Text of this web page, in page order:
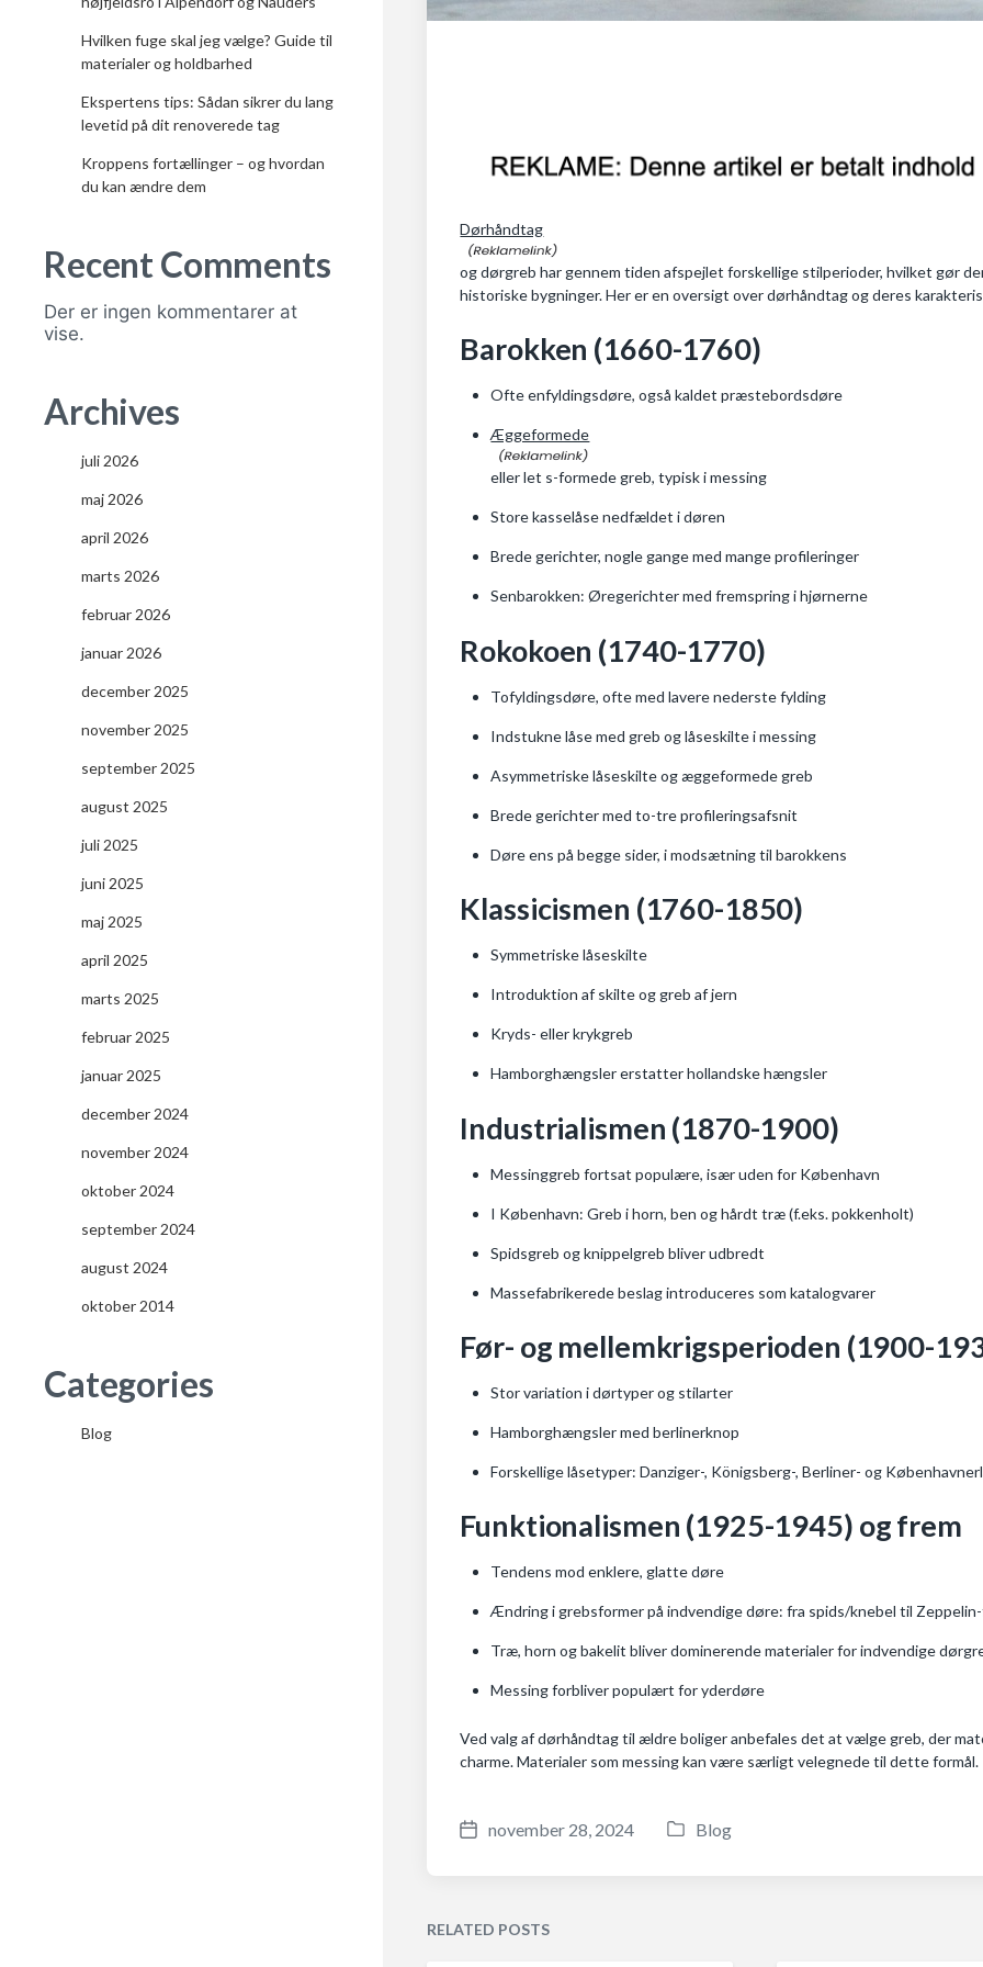
Hvilken fuge skal jeg vælge? Guide til
materialer og holdbarhed
Ekspertens tips: Sådan sikrer du lang
levetid på dit renoverede tag
Kroppens fortællinger – og hvordan
du kan ændre dem
Recent Comments
Der er ingen kommentarer at
vise.
Archives
juli 2026
maj 2026
april 2026
marts 2026
februar 2026
januar 2026
december 2025
november 2025
september 2025
august 2025
juli 2025
juni 2025
maj 2025
april 2025
marts 2025
februar 2025
januar 2025
december 2024
november 2024
oktober 2024
september 2024
august 2024
oktober 2014
Categories
Blog
Dørhåndtag
og dørgreb har gennem tiden afspejlet forskellige stilperioder, hvilket gør
historiske bygninger. Her er en oversigt over dørhåndtag og deres
Barokken (1660-1760)
Ofte enfyldingsdøre, også kaldet præstebordsdøre
Æggeformede
eller let s-formede greb, typisk i messing
Store kasselåse nedfældet i døren
Brede gerichter, nogle gange med mange profileringer
Senbarokken: Øregerichter med fremspring i hjørnerne
Rokokoen (1740-1770)
Tofyldingsdøre, ofte med lavere nederste fylding
Indstukne låse med greb og låseskilte i messing
Asymmetriske låseskilte og æggeformede greb
Brede gerichter med to-tre profileringsafsnit
Døre ens på begge sider, i modsætning til barokkens
Klassicismen (1760-1850)
Symmetriske låseskilte
Introduktion af skilte og greb af jern
Kryds- eller krykgreb
Hamborghængsler erstatter hollandske hængsler
Industrialismen (1870-1900)
Messinggreb fortsat populære, især uden for København
I København: Greb i horn, ben og hårdt træ (f.eks. pokkenholt)
Spidsgreb og knippelgreb bliver udbredt
Massefabrikerede beslag introduceres som katalogvarer
Før- og mellemkrigsperioden (1900-
Stor variation i dørtyper og stilarter
Hamborghængsler med berlinerknop
Forskellige låsetyper: Danziger-, Königsberg-, Berliner- og
Funktionalismen (1925-1945) og frem
Tendens mod enklere, glatte døre
Ændring i grebsformer på indvendige døre: fra spids/knebel til
Træ, horn og bakelit bliver dominerende materialer for indvendige
Messing forbliver populært for yderdøre
Ved valg af dørhåndtag til ældre boliger anbefales det at vælge greb, der
charme. Materialer som messing kan være særligt velegnede til dette formål.
P
t
november 28, 2024
P
Blog
RELATED POSTS